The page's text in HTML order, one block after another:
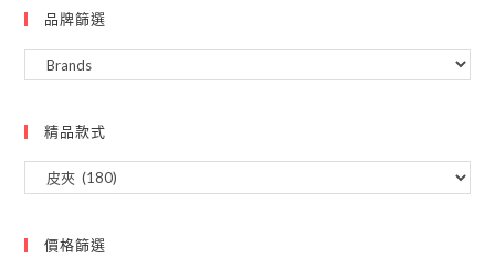
品牌篩選
精品款式
價格篩選